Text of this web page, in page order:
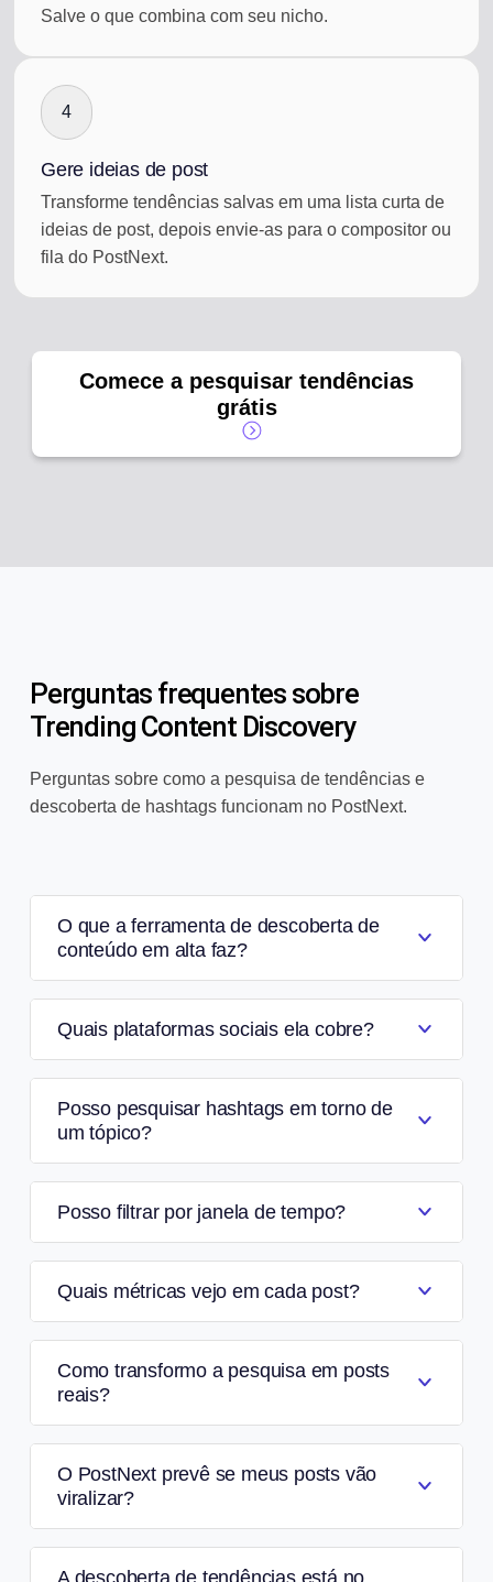
Salve o que combina com seu nicho.
4
Gere ideias de post
Transforme tendências salvas em uma lista curta de
ideias de post, depois envie-as para o compositor ou
fila do PostNext.
Comece a pesquisar tendências
grátis
Perguntas frequentes sobre
Trending Content Discovery
Perguntas sobre como a pesquisa de tendências e
descoberta de hashtags funcionam no PostNext.
O que a ferramenta de descoberta de
conteúdo em alta faz?
Quais plataformas sociais ela cobre?
Posso pesquisar hashtags em torno de
um tópico?
Posso filtrar por janela de tempo?
Quais métricas vejo em cada post?
Como transformo a pesquisa em posts
reais?
O PostNext prevê se meus posts vão
viralizar?
A descoberta de tendências está no